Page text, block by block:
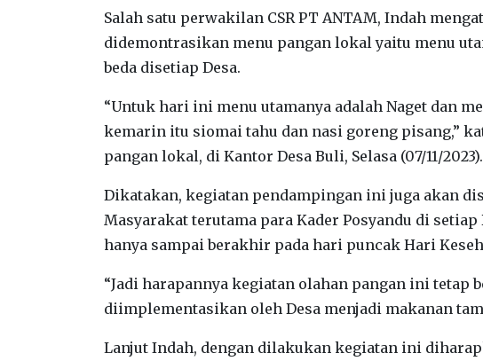
Salah satu perwakilan CSR PT ANTAM, Indah
didemontrasikan menu pangan lokal yaitu menu
beda disetiap Desa.
“Untuk hari ini menu utamanya adalah Naget dan
kemarin itu siomai tahu dan nasi goreng pisang,”
pangan lokal, di Kantor Desa Buli, Selasa (07/11/2023).
Dikatakan, kegiatan pendampingan ini juga akan
Masyarakat terutama para Kader Posyandu di
hanya sampai berakhir pada hari puncak Hari
“Jadi harapannya kegiatan olahan pangan ini tetap
diimplementasikan oleh Desa menjadi makanan
Lanjut Indah, dengan dilakukan kegiatan ini